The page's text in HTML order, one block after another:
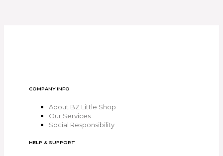
COMPANY INFO
About BZ Little Shop
Our Services
Social Responsibility
HELP & SUPPORT